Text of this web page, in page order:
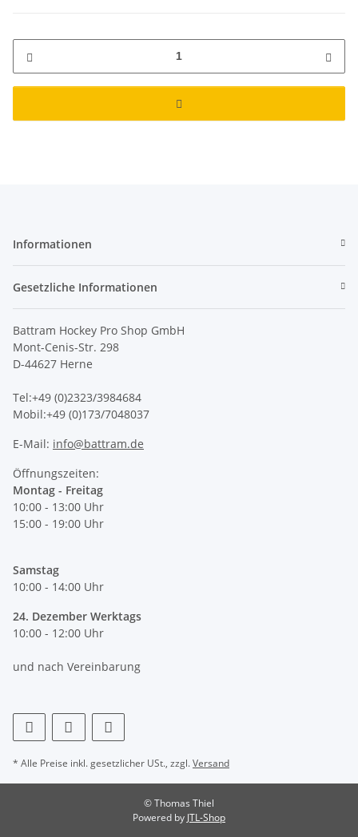
Informationen
Gesetzliche Informationen
Battram Hockey Pro Shop GmbH
Mont-Cenis-Str. 298
D-44627 Herne
Tel:+49 (0)2323/3984684
Mobil:+49 (0)173/7048037
E-Mail: info@battram.de
Öffnungszeiten:
Montag - Freitag
10:00 - 13:00 Uhr
15:00 - 19:00 Uhr
Samstag
10:00 - 14:00 Uhr
24. Dezember Werktags
10:00 - 12:00 Uhr
und nach Vereinbarung
* Alle Preise inkl. gesetzlicher USt., zzgl.Versand
© Thomas Thiel
Powered by JTL-Shop